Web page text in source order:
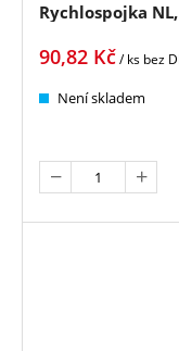
Rychlospojka NL,
90,82 Kč/ ks bez
Není skladem